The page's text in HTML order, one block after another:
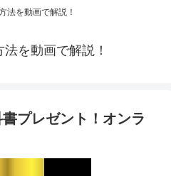
法を動画で解説！
を動画で解説！
プレゼント！オンラ